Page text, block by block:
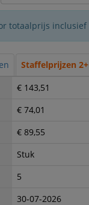
totaalprijs inclusief
Staffelprijzen 2+
€ 143,51
€ 74,01
€ 89,55
Stuk
5
30-07-2026